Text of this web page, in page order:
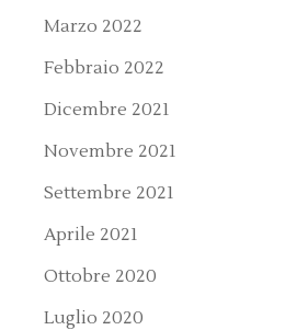
Marzo 2022
Febbraio 2022
Dicembre 2021
Novembre 2021
Settembre 2021
Aprile 2021
Ottobre 2020
Luglio 2020